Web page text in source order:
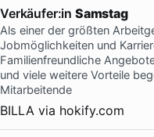
Verkäufer:in Samstag
Als einer der größten
Jobmöglichkeiten und
Familienfreundliche
und viele weitere Vorteile
Mitarbeitende
BILLA via hokify.com